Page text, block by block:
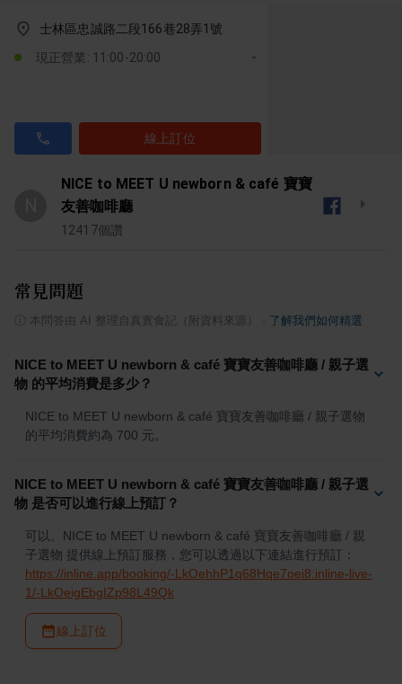
士林區忠誠路二段166巷28弄1號
現正營業: 11:00-20:00
線上訂位
NICE to MEET U newborn & café 寶寶
友善咖啡廳
12417個讚
常見問題
本問答由 AI 整理自真實食記（附資料來源） 了解我們如何精選
NICE to MEET U newborn & café 寶寶友善咖啡廳 / 親子選
物 的平均消費是多少？
NICE to MEET U newborn & café 寶寶友善咖啡廳 / 親子選物
的平均消費約為 700 元。
NICE to MEET U newborn & café 寶寶友善咖啡廳 / 親子選
物 是否可以進行線上預訂？
可以。NICE to MEET U newborn & café 寶寶友善咖啡廳 / 親
子選物 提供線上預訂服務，您可以透過以下連結進行預訂：
https://inline.app/booking/-LkOehhP1q68Hqe7oei8:inline-live-
1/-LkOeigEbgIZp98L49Qk
線上訂位